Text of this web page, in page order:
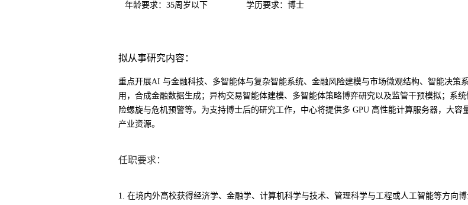
年龄要求：35周岁以下 学历要求：博士
拟从事研究内容：
重点开展AI 与金融科技、多智能体与复杂智能系统、金融风险建模与市场微观结构、智能决策
用，合成金融数据生成；异构交易智能体建模、多智能体策略博弈研究以及监管干预模拟；系
险螺旋与危机预警等。为支持博士后的研究工作，中心将提供多 GPU 高性能计算服务器，大
产业资源。
任职要求：
1. 在境内外高校获得经济学、金融学、计算机科学与技术、管理科学与工程或人工智能等方向博